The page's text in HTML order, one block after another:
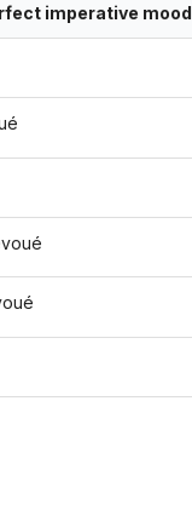
imperative mood